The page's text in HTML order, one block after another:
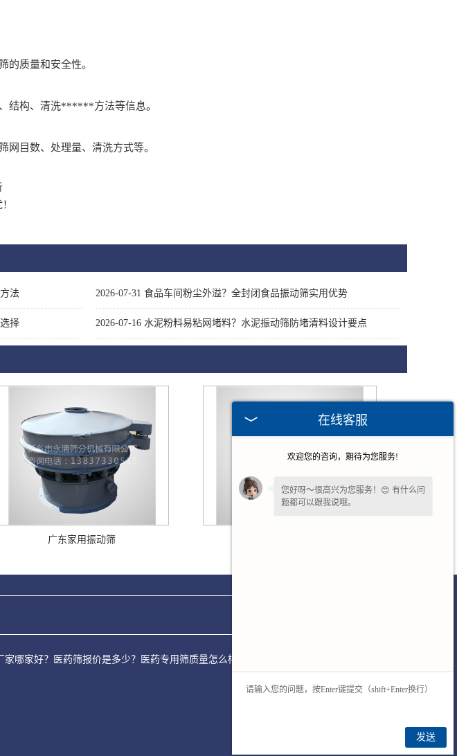
质量和安全性。
结构、清洗******方法等信息。
目数、处理量、清洗方式等。
法 2026-07-31 食品车间粉尘外溢？全封闭食品振动筛实用优势
择 2026-07-16 水泥粉料易粘网堵料？水泥振动筛防堵清料设计要点
广东家用振动筛
哪家好？医药筛报价是多少？医药专用筛质量怎么样？新乡市永清筛分机械有限公司专门承
在线客服
欢迎您的咨询，期待为您服务!
您好呀～很高兴为您服务！😊 有什么问
题都可以跟我说哦。
发送